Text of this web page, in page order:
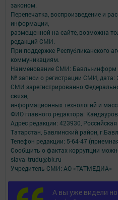
А вы уже видели
законом.
Перепечатка, воспроизведение и
информации,
размещенной на сайте, возможна
редакций СМИ.
При поддержке Республиканского
коммуникациям.
Наименование СМИ: Бавлы-информ
№ записи о регистрации СМИ,
СМИ зарегистрированно
связи,
информационных технологий и
ФИО главного редактора:
Адрес редакции: 423930,
Татарстан, Бавлинский район,
Телефон редакции: 5-64-47
Сообщить о фактах коррупции
slava_trudu@bk.ru
Учредитель СМИ: АО «ТАТМЕДИА»
Антикоррупционная политика
АО «ТАТМЕДИА» использует «cookie»